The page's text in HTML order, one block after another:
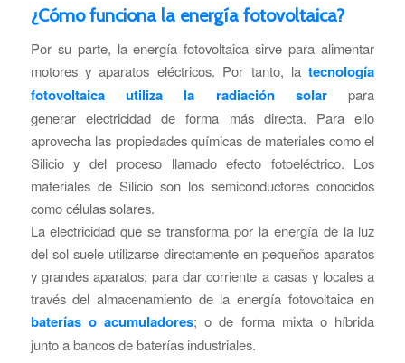
¿Cómo funciona la energía fotovoltaica?
Por su parte, la energía fotovoltaica sirve para alimentar
motores y aparatos eléctricos. Por tanto, la tecnología
fotovoltaica utiliza la radiación solarpara
generar electricidad de forma más directa. Para ello
aprovecha las propiedades químicas de materiales como el
Silicio y del proceso llamado efecto fotoeléctrico. Los
materiales de Silicio son los semiconductores conocidos
como células solares.
La electricidad que se transforma por la energía de la luz
del sol suele utilizarse directamente en pequeños aparatos
y grandes aparatos; para dar corriente a casas y locales a
través del almacenamiento de la energía fotovoltaica en
baterías o acumuladores; o de forma mixta o híbrida
junto a bancos de baterías industriales.